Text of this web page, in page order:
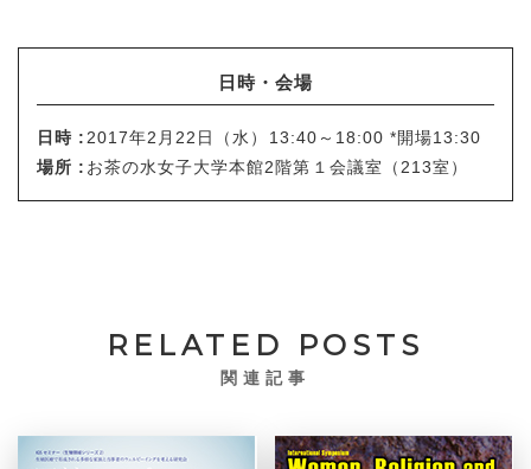
日時・会場
日時 :2017年2月22日（水）13:40～18:00 *開場13:30
場所 : お茶の水女子大学本館2階第１会議室（213室）
RELATED POSTS
関連記事